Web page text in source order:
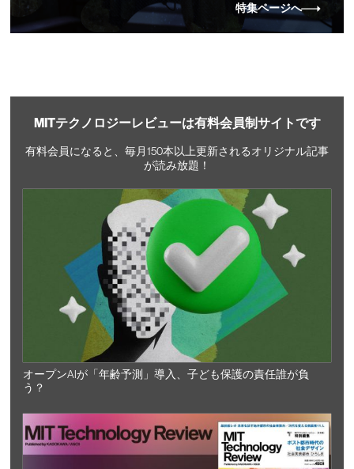
特集ページへ
MITテクノロジーレビューは有料会員制サイトです
有料会員になると、毎月150本以上更新されるオリジナル記事
が読み放題！
オープンAIが「年齢予測」導入、子ども保護の責任誰が負
う？